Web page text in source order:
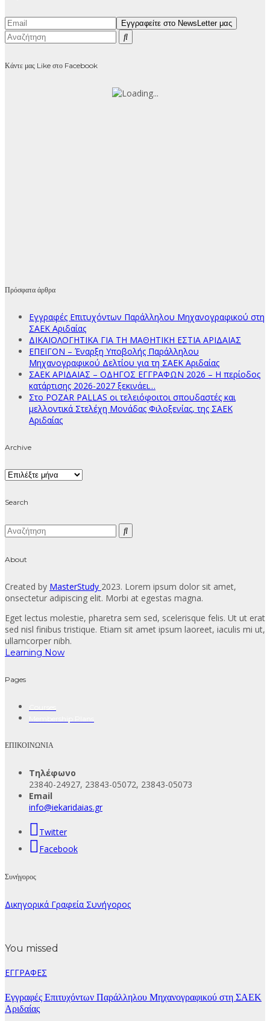
Κάντε μας Like στο Facebook
Πρόσφατα άρθρα
Εγγραφές Επιτυχόντων Παράλληλου Μηχανογραφικού στη
ΣΑΕΚ Αριδαίας
ΔΙΚΑΙΟΛΟΓΗΤΙΚΑ ΓΙΑ ΤΗ ΜΑΘΗΤΙΚΗ ΕΣΤΙΑ ΑΡΙΔΑΙΑΣ
ΕΠΕΙΓΟΝ – Έναρξη Υποβολής Παράλληλου
Μηχανογραφικού Δελτίου για τη ΣΑΕΚ Αριδαίας
ΣΑΕΚ ΑΡΙΔΑΙΑΣ – ΟΔΗΓΟΣ ΕΓΓΡΑΦΩΝ 2026 – Η περίοδος
κατάρτισης 2026-2027 ξεκινάει…
Στο POZAR PALLAS οι τελειόφοιτοι σπουδαστές και
μελλοντικά Στελέχη Μονάδας Φιλοξενίας, της ΣΑΕΚ
Αριδαίας
Archive
Archive
Search
About
Created by MasterStudy 2023. Lorem ipsum dolor sit amet,
onsectetur adipiscing elit. Morbi at egestas magna.
Eget lectus molestie, pharetra sem sed, scelerisque felis. Ut ut erat
sed nisl finibus tristique. Etiam sit amet ipsum laoreet, iaculis mi ut,
ullamcorper nibh.
Learning Now
Pages
ΕΠΙΚΟΙΝΩΝΙΑ
Τηλέφωνο
23840-24927, 23843-05072, 23843-05073
Email
info@iekaridaias.gr
Twitter
Facebook
Συνήγορος
Δικηγορικά Γραφεία Συνήγορος
You missed
ΕΓΓΡΑΦΕΣ
Εγγραφές Επιτυχόντων Παράλληλου Μηχανογραφικού στη ΣΑΕΚ
Αριδαίας